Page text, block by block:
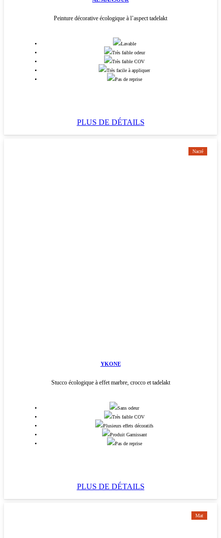
Peinture décorative écologique à l’aspect tadelakt
Lavable
Très faible odeur
Très faible COV
Très facile à appliquer
Pas de reprise
PLUS DE DÉTAILS
Nacré
YKONE
Stucco écologique à effet marbre, crocco et tadelakt
Sans odeur
Très faible COV
Plusieurs effets décoratifs
Produit Garnissant
Pas de reprise
PLUS DE DÉTAILS
Mat